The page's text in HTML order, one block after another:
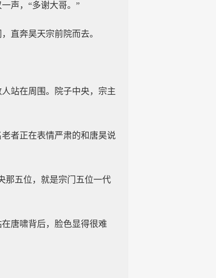
声，“多谢大哥。”
直奔昊天宗前院而去。
站在周围。院子中央，宗主
者正在表情严肃的和唐昊说
那五位，就是宗门五位一代
唐啸背后，脸色显得很难